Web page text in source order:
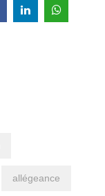
allégeance